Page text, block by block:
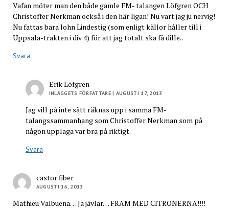
Vafan möter man den både gamle FM- talangen Löfgren OCH
Christoffer Nerkman också i den här ligan! Nu vart jag ju nervig!
Nu fattas bara John Lindestig (som enligt källor håller till i
Uppsala-trakten i div 4) för att jag totalt ska få dille..
Svara
Erik Löfgren
INLÄGGETS FÖRFATTARE| AUGUSTI 17, 2013
Jag vill på inte sätt räknas upp i samma FM-
talangssammanhang som Christoffer Nerkman som på
någon upplaga var bra på riktigt.
Svara
castor fiber
AUGUSTI 16, 2013
Mathieu Valbuena… Ja jävlar… FRAM MED CITRONERNA!!!!